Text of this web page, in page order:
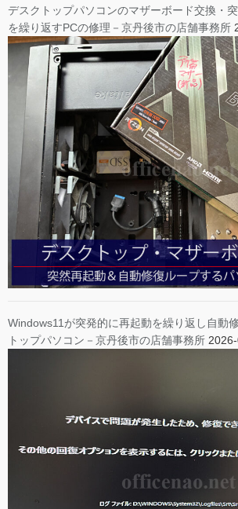
デスクトップパソコンのマザーボード交換・
を繰り返すPCの修理－京丹後市の店舗事務所
Windows11が突発的に再起動を繰り返し自動
トップパソコン－京丹後市の店舗事務所